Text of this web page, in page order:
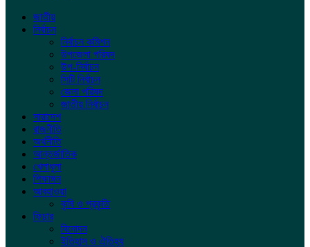
জাতীয়
নির্বাচন
নির্বাচন কমিশন
উপজেলা পরিষদ
উপ-নির্বাচন
সিটি নির্বাচন
জেলা পরিষদ
জাতীয় নির্বাচন
সারাদেশ
রাজনীতি
অর্থনীতি
আন্তর্জাতিক
খেলাধুলা
শিক্ষাঙ্গন
আবহাওয়া
কৃষি ও প্রকৃতি
ফিচার
বিনোদন
ইতিহাস ও ঐতিহ্য